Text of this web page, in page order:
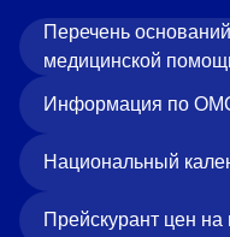
Перечень
медицинской
Информация по
Национальный
Прейскурант цен на